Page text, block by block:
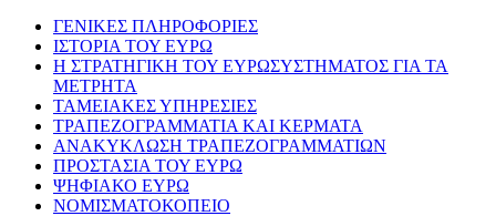
ΓΕΝΙΚΕΣ ΠΛΗΡΟΦΟΡΙΕΣ
ΙΣΤΟΡΙΑ ΤΟΥ ΕΥΡΩ
Η ΣΤΡΑΤΗΓΙΚΗ ΤΟΥ ΕΥΡΩΣΥΣΤΗΜΑΤΟΣ ΓΙΑ ΤΑ
ΜΕΤΡΗΤΑ
ΤΑΜΕΙΑΚΕΣ ΥΠΗΡΕΣΙΕΣ
ΤΡΑΠΕΖΟΓΡΑΜΜΑΤΙΑ ΚΑΙ ΚΕΡΜΑΤΑ
ΑΝΑΚΥΚΛΩΣΗ ΤΡΑΠΕΖΟΓΡΑΜΜΑΤΙΩΝ
ΠΡΟΣΤΑΣΙΑ ΤΟΥ ΕΥΡΩ
ΨΗΦΙΑΚΟ ΕΥΡΩ
ΝΟΜΙΣΜΑΤΟΚΟΠΕΙΟ